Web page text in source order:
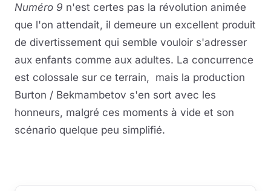
Numéro 9 n'est certes pas la révolution animée
que l'on attendait, il demeure un excellent produit
de divertissement qui semble vouloir s'adresser
aux enfants comme aux adultes. La concurrence
est colossale sur ce terrain, mais la production
Burton / Bekmambetov s'en sort avec les
honneurs, malgré ces moments à vide et son
scénario quelque peu simplifié.